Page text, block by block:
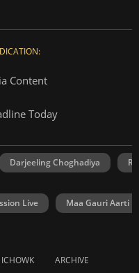
Content
Today
Darjeeling Choghadiya
Live Maa Gauri Aarti
ICHOWK ARCHIVE